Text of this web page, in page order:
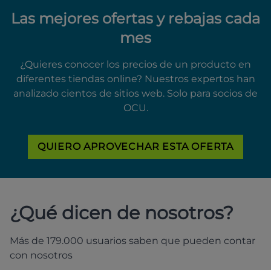
Las mejores ofertas y rebajas cada
mes
¿Quieres conocer los precios de un producto en
diferentes tiendas online? Nuestros expertos han
analizado cientos de sitios web. Solo para socios de
OCU.
QUIERO APROVECHAR ESTA OFERTA
¿Qué dicen de nosotros?
Más de 179.000 usuarios saben que pueden contar
con nosotros